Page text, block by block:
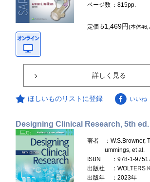
ページ数 ：815pp.
定価51,469円(本体
詳しく見る
ほしいものリストに登録 いいね
Designing Clinical Research, 5th ed.
著者
：W.S.Browner,
ummings, et al.
ISBN
：978-1-
出版社
：WOLTERS
出版年
：2023年